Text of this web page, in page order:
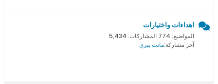
اهداءات واختيارات
المواضيع: 774 المشاركات: 5,434
آخر مشاركة:مانت ببري